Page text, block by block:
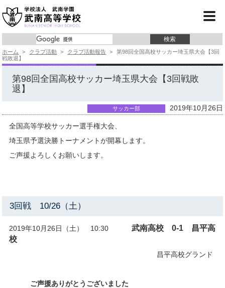
サイトマップ
コース紹介
学校行事
クラブ活動
入試情報
よくあるご質問
ホーム > クラブ活動 > クラブ活動報告 >
第98回全国高校サッカー埼玉県大会【3回
戦敗退】
第98回全国高校サッカー埼玉県大会【3回戦敗
退】
サッカー部 2019年10月26日
全国高等学校サッカー選手権大会、
埼玉県予選決勝トーナメントが開幕します。
ご声援よろしくお願いします。
3回戦 10/26（土）
2019年10月26日（土） 10:30 武南高校 0-1昌平高
校
昌平高校グランド
ご声援ありがとうございました